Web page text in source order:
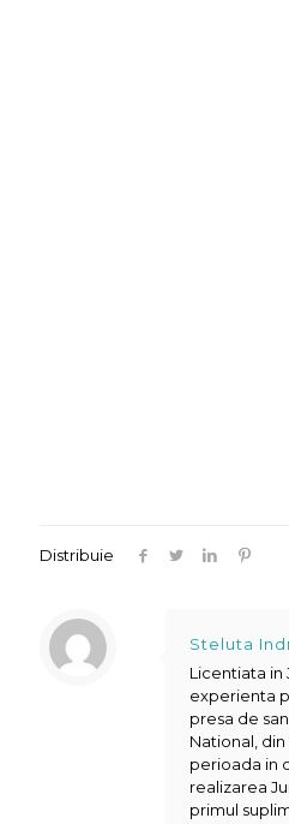
Distribuie
Steluta
Licentiata in
experienta
presa de
National, din
perioada in
realizarea
primul